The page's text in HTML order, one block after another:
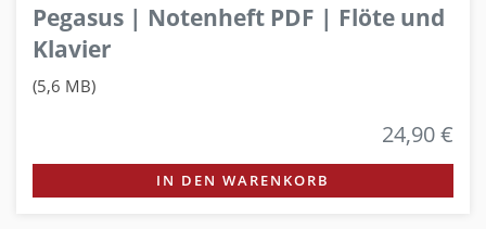
Pegasus | Notenheft PDF | Flöte und
Klavier
(5,6 MB)
24,90 €
IN DEN WARENKORB